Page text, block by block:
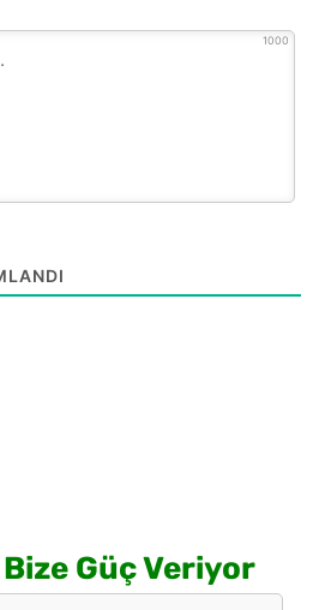
1000
Güç Veriyor